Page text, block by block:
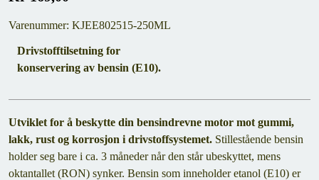
Varenummer: KJEE802515-250ML
Drivstofftilsetning for
konservering av bensin (E10).
Utviklet for å beskytte din bensindrevne motor mot gummi,
lakk, rust og korrosjon i drivstoffsystemet. Stillestående bensin
holder seg bare i ca. 3 måneder når den står ubeskyttet, mens
oktantallet (RON) synker. Bensin som inneholder etanol (E10) er